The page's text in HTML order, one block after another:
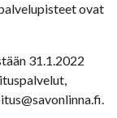
ovat
31.1.2022